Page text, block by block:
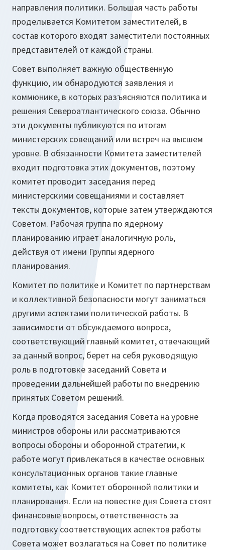
направления политики. Большая часть работы
проделывается Комитетом заместителей, в
состав которого входят заместители постоянных
представителей от каждой страны.
Совет выполняет важную общественную
функцию, им обнародуются заявления и
коммюнике, в которых разъясняются политика и
решения Североатлантического союза. Обычно
эти документы публикуются по итогам
министерских совещаний или встреч на высшем
уровне. В обязанности Комитета заместителей
входит подготовка этих документов, поэтому
комитет проводит заседания перед
министерскими совещаниями и составляет
тексты документов, которые затем утверждаются
Советом. Рабочая группа по ядерному
планированию играет аналогичную роль,
действуя от имени Группы ядерного
планирования.
Комитет по политике и Комитет по партнерствам
и коллективной безопасности могут заниматься
другими аспектами политической работы. В
зависимости от обсуждаемого вопроса,
соответствующий главный комитет, отвечающий
за данный вопрос, берет на себя руководящую
роль в подготовке заседаний Совета и
проведении дальнейшей работы по внедрению
принятых Советом решений.
Когда проводятся заседания Совета на уровне
министров обороны или рассматриваются
вопросы обороны и оборонной стратегии, к
работе могут привлекаться в качестве основных
консультационных органов такие главные
комитеты, как Комитет оборонной политики и
планирования. Если на повестке дня Совета стоят
финансовые вопросы, ответственность за
подготовку соответствующих аспектов работы
Совета может возлагаться на Совет по политике